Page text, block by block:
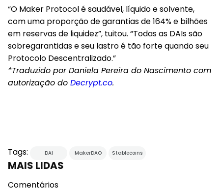
“O Maker Protocol é saudável, líquido e solvente,
com uma proporção de garantias de 164% e bilhões
em reservas de liquidez”, tuitou. “Todas as DAIs são
sobregarantidas e seu lastro é tão forte quando seu
Protocolo Descentralizado.”
*Traduzido por Daniela Pereira do Nascimento com
autorização do Decrypt.co.
Tags: DAI MakerDAO Stablecoins
MAIS LIDAS
Comentários